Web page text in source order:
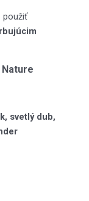
použiť
svetlý dub,